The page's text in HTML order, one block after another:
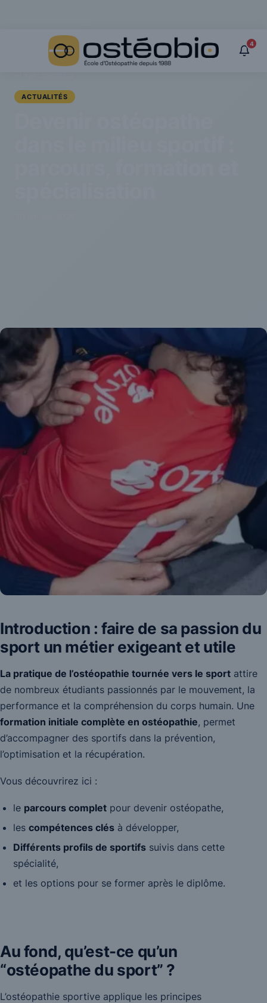
4
Actualités›
Devenir ostéopathe dans le milieu sportif : parcours, formation
ACTUALITÉS
Introduction : faire de sa passion du
sport un métier exigeant et utile
La pratique de l’ostéopathie tournée vers le sport attire
de nombreux étudiants passionnés par le mouvement, la
performance et la compréhension du corps humain. Une
formation initiale complète en ostéopathie, permet
d’accompagner des sportifs dans la prévention,
l’optimisation et la récupération.
Vous découvrirez ici :
le parcours complet pour devenir ostéopathe,
les compétences clés à développer,
Différents profils de sportifs suivis dans cette
spécialité,
et les options pour se former après le diplôme.
Au fond, qu’est-ce qu’un
“ostéopathe du sport” ?
L’ostéopathie sportive applique les principes